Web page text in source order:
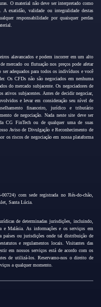
O material não deve ser interpretado como
A exatidão, validade ou integralidade destas
responsabilidade por quaisquer perdas
alavancados e podem incorrer em um alto
mercado ou flutuação nos preços pode afetar
adequados para todos os indivíduos e você
Os CFDs não são negociados em nenhuma
do mercado subjacente. Os negociadores de
ativos subjacentes. Antes de decidir negociar,
e levar em consideração seu nível de
financeiro, jurídico e tributário
de negociação. Nada neste site deve ser
CG FinTech ou de qualquer uma de suas
Aviso de Divulgação e Reconhecimento de
os riscos de negociação em nossa plataforma
com sede registrada no Rés-do-chão,
Santa Lúcia.
de determinadas jurisdições, incluindo,
Malásia. As informações e os serviços em
países ou jurisdições onde tal distribuição de
e regulamentos locais. Visitantes das
em nossos serviços está de acordo com os
de utilizá-los. Reservamo-nos o direito de
a qualquer momento.